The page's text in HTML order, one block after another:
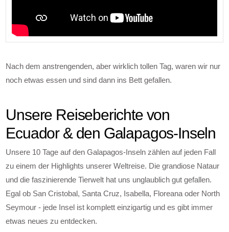
Nach dem anstrengenden, aber wirklich tollen Tag, waren wir nur
noch etwas essen und sind dann ins Bett gefallen.
Unsere Reiseberichte von
Ecuador & den Galapagos-Inseln
Unsere 10 Tage auf den Galapagos-Inseln zählen auf jeden Fall
zu einem der Highlights unserer Weltreise. Die grandiose Nataur
und die faszinierende Tierwelt hat uns unglaublich gut gefallen.
Egal ob San Cristobal, Santa Cruz, Isabella, Floreana oder North
Seymour - jede Insel ist komplett einzigartig und es gibt immer
etwas neues zu entdecken.